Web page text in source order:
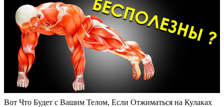
Вот Что Будет с Вашим Телом, Если Отжиматься на Кулаках